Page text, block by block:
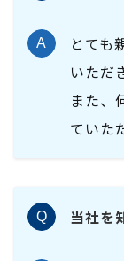
A
とても
いただ
また、
ていた
Q 当社を